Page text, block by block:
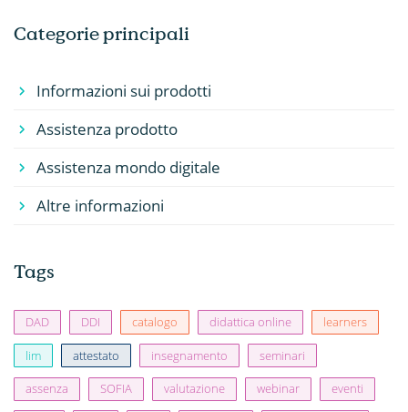
Categorie principali
Informazioni sui prodotti
Assistenza prodotto
Assistenza mondo digitale
Altre informazioni
Tags
DAD DDI catalogo didattica online learners
lim attestato insegnamento seminari
assenza SOFIA valutazione webinar eventi